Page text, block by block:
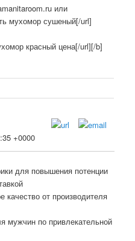
или
мухомор сушеный[/url]
красный цена[/url][/b]
+0000
для повышения потенции
качество от производителя
мужчин по привлекательной